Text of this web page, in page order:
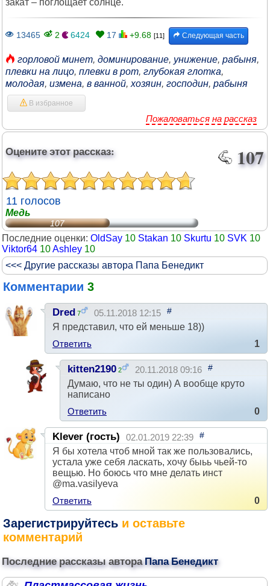
закат – поглощает солнце.
13465 2 6424 17 +9.68 [11] Следующая часть
горловой минет, доминирование, унижение, рабыня,
плевки на лицо, плевки в рот, глубокая глотка,
молодая, измена, в ванной, хозяин, господин, рабыня
В избранное
Пожаловаться на рассказ
Оцените этот рассказ: 107
11 голосов
Медь
107
Последние оценки: OldSay 10 Stakan 10 Skurtu 10 SVK 10
Viktor64 10Ashley 10
<<< Другие рассказы автора Папа Бенедикт
Комментарии 3
Dred 7 05.11.2018 12:15 #
Я представил, что ей меньше 18))
Ответить
1
kitten2190 2 20.11.2018 09:16 #
Думаю, что не ты один) А вообще круто
написано
Ответить
0
Klever (гость) 02.01.2019 22:39 #
Я бы хотела чтоб мной так же пользовались,
устала уже себя ласкать, хочу быьь чьей-то
вещью. Но боюсь что мне делать инст
@ma.vasilyeva
Ответить
0
Зарегистрируйтесь и оставьте
комментарий
Последние рассказы автораПапа Бенедикт